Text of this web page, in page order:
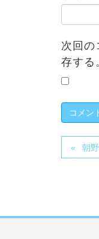
次回の
存する
朝